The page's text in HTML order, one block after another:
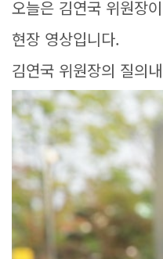
오늘은 김연국 위원장
현장 영상입니다.
김연국 위원장의 질의